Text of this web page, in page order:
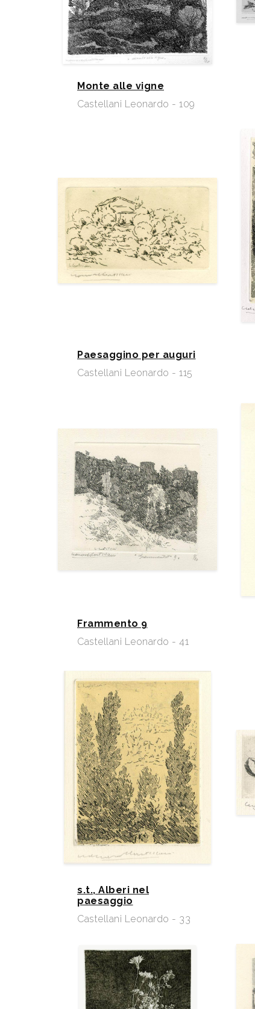
Monte alle vigne
Castellani Leonardo - 109
Paesaggino per auguri
Castellani Leonardo - 115
Frammento 9
Castellani Leonardo - 41
s.t., Alberi nel
paesaggio
Castellani Leonardo - 33